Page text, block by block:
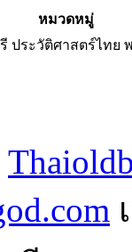
หมวดหมู่
ประวัติศาสตร์ไทย